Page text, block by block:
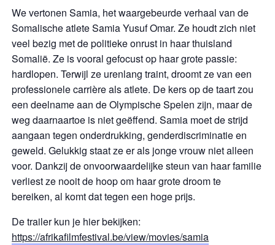
We vertonen Samia, het waargebeurde verhaal van de
Somalische atlete Samia Yusuf Omar. Ze houdt zich niet
veel bezig met de politieke onrust in haar thuisland
Somalië. Ze is vooral gefocust op haar grote passie:
hardlopen. Terwijl ze urenlang traint, droomt ze van een
professionele carrière als atlete. De kers op de taart zou
een deelname aan de Olympische Spelen zijn, maar de
weg daarnaartoe is niet geëffend. Samia moet de strijd
aangaan tegen onderdrukking, genderdiscriminatie en
geweld. Gelukkig staat ze er als jonge vrouw niet alleen
voor. Dankzij de onvoorwaardelijke steun van haar familie
verliest ze nooit de hoop om haar grote droom te
bereiken, al komt dat tegen een hoge prijs.
De trailer kun je hier bekijken:
https://afrikafilmfestival.be/view/movies/samia